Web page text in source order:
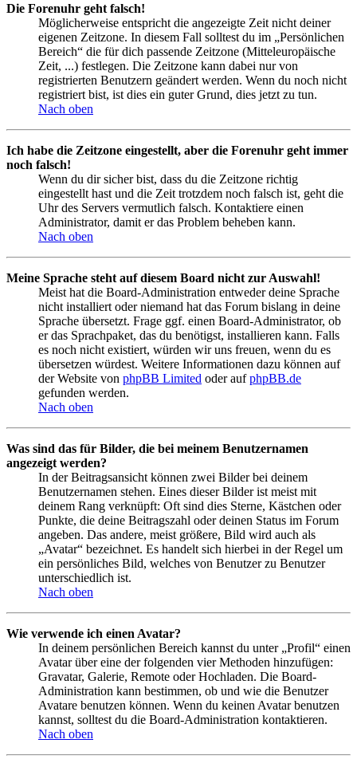
Die Forenuhr geht falsch!
Möglicherweise entspricht die angezeigte Zeit nicht deiner
eigenen Zeitzone. In diesem Fall solltest du im „Persönlichen
Bereich“ die für dich passende Zeitzone (Mitteleuropäische
Zeit, ...) festlegen. Die Zeitzone kann dabei nur von
registrierten Benutzern geändert werden. Wenn du noch nicht
registriert bist, ist dies ein guter Grund, dies jetzt zu tun.
Nach oben
Ich habe die Zeitzone eingestellt, aber die Forenuhr geht immer
noch falsch!
Wenn du dir sicher bist, dass du die Zeitzone richtig
eingestellt hast und die Zeit trotzdem noch falsch ist, geht die
Uhr des Servers vermutlich falsch. Kontaktiere einen
Administrator, damit er das Problem beheben kann.
Nach oben
Meine Sprache steht auf diesem Board nicht zur Auswahl!
Meist hat die Board-Administration entweder deine Sprache
nicht installiert oder niemand hat das Forum bislang in deine
Sprache übersetzt. Frage ggf. einen Board-Administrator, ob
er das Sprachpaket, das du benötigst, installieren kann. Falls
es noch nicht existiert, würden wir uns freuen, wenn du es
übersetzen würdest. Weitere Informationen dazu können auf
der Website von phpBB Limited oder aufphpBB.de
gefunden werden.
Nach oben
Was sind das für Bilder, die bei meinem Benutzernamen
angezeigt werden?
In der Beitragsansicht können zwei Bilder bei deinem
Benutzernamen stehen. Eines dieser Bilder ist meist mit
deinem Rang verknüpft: Oft sind dies Sterne, Kästchen oder
Punkte, die deine Beitragszahl oder deinen Status im Forum
angeben. Das andere, meist größere, Bild wird auch als
„Avatar“ bezeichnet. Es handelt sich hierbei in der Regel um
ein persönliches Bild, welches von Benutzer zu Benutzer
unterschiedlich ist.
Nach oben
Wie verwende ich einen Avatar?
In deinem persönlichen Bereich kannst du unter „Profil“ einen
Avatar über eine der folgenden vier Methoden hinzufügen:
Gravatar, Galerie, Remote oder Hochladen. Die Board-
Administration kann bestimmen, ob und wie die Benutzer
Avatare benutzen können. Wenn du keinen Avatar benutzen
kannst, solltest du die Board-Administration kontaktieren.
Nach oben